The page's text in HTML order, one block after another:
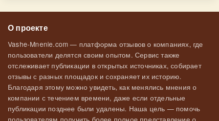
О проекте
Vashe-Mnenie.com — платформа отзывов о компаниях, где
пользователи делятся своим опытом. Сервис также
отслеживает публикации в открытых источниках, собирает
отзывы с разных площадок и сохраняет их историю.
Благодаря этому можно увидеть, как менялись мнения о
компании с течением времени, даже если отдельные
публикации позднее были удалены. Наша цель — помочь
пользователям получить более полное представление о